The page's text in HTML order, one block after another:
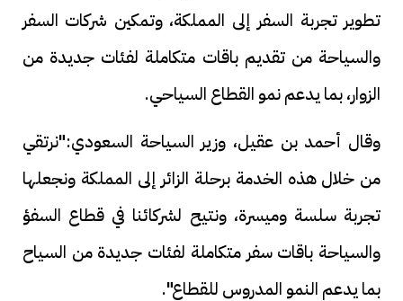
تطوير تجربة السفر إلى المملكة، وتمكين شركات السفر
والسياحة من تقديم باقات متكاملة لفئات جديدة من
الزوار، بما يدعم نمو القطاع السياحي.
وقال أحمد بن عقيل، وزير السياحة السعودي:"نرتقي
من خلال هذه الخدمة برحلة الزائر إلى المملكة ونجعلها
تجربة سلسة وميسرة، ونتيح لشركائنا في قطاع السفؤ
والسياحة باقات سفر متكاملة لفئات جديدة من السياح
بما يدعم النمو المدروس للقطاع".